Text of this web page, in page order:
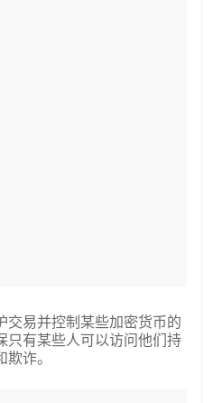
交易并控制某些加密货币的
只有某些人可以访问他们持
诈。